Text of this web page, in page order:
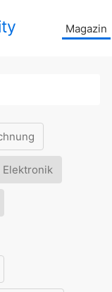
Magazin
Elektronik